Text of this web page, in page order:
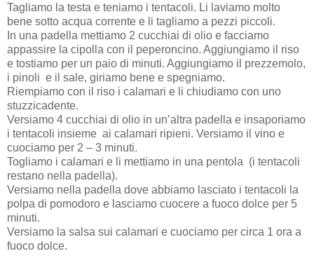
Tagliamo la testa e teniamo i tentacoli. Li laviamo molto
bene sotto acqua corrente e li tagliamo a pezzi piccoli.
In una padella mettiamo 2 cucchiai di olio e facciamo
appassire la cipolla con il peperoncino. Aggiungiamo il riso
e tostiamo per un paio di minuti. Aggiungiamo il prezzemolo,
i pinoli e il sale, giriamo bene e spegniamo.
Riempiamo con il riso i calamari e li chiudiamo con uno
stuzzicadente.
Versiamo 4 cucchiai di olio in un’altra padella e insaporiamo
i tentacoli insieme ai calamari ripieni. Versiamo il vino e
cuociamo per 2 – 3 minuti.
Togliamo i calamari e li mettiamo in una pentola (i tentacoli
restano nella padella).
Versiamo nella padella dove abbiamo lasciato i tentacoli la
polpa di pomodoro e lasciamo cuocere a fuoco dolce per 5
minuti.
Versiamo la salsa sui calamari e cuociamo per circa 1 ora a
fuoco dolce.